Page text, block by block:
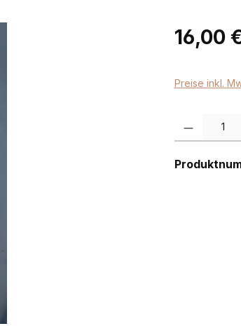
Regulärer
16,00
Preise inkl.
Produkt